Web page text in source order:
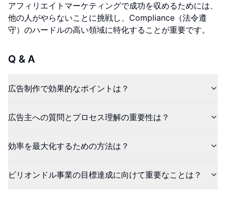
アフィリエイトマーケティングで成功を収めるためには、
他の人がやらないことに挑戦し、Compliance（法令遵
守）のハードルの高い領域に特化することが重要です。
Q & A
広告制作で効果的なポイントは？
広告主への質問とプロセス理解の重要性は？
効率を最大化するための方法は？
ビリオンドル事業の目標達成に向けて重要なことは？